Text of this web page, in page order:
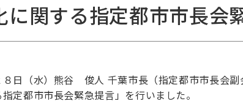
に関する指定都市市長会
日（水）熊谷 俊人 千葉市長（指定都市市長会副
定都市市長会緊急提言」を行いました。